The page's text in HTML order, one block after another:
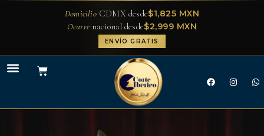
DomicilioCDMX desde$1,825 MXN
Ocurre nacional desde$2,999 MXN
ENVÍO GRATIS